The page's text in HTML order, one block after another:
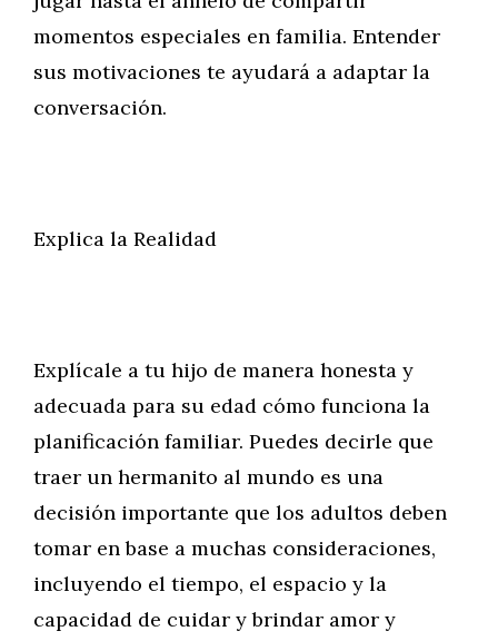
momentos especiales en familia. Entender
sus motivaciones te ayudará a adaptar la
conversación.
Explica la Realidad
Explícale a tu hijo de manera honesta y
adecuada para su edad cómo funciona la
planificación familiar. Puedes decirle que
traer un hermanito al mundo es una
decisión importante que los adultos deben
tomar en base a muchas consideraciones,
incluyendo el tiempo, el espacio y la
capacidad de cuidar y brindar amor y